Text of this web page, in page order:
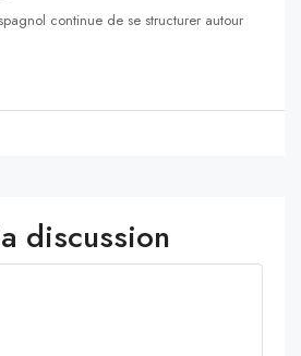
continue de se structurer autour
discussion